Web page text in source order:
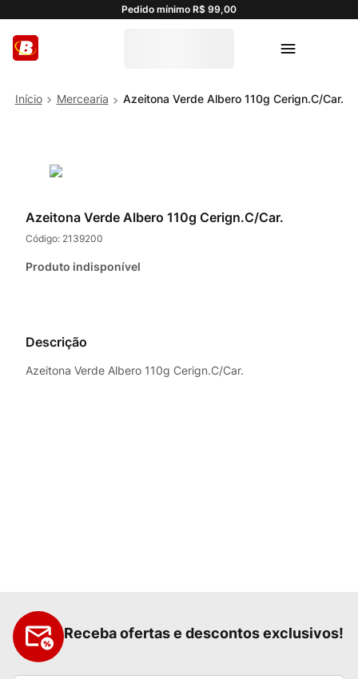
Pedido mínimo R$ 99,00
Mercearia Azeitona Verde Albero 110g Cerign.C/Car.
Azeitona Verde Albero 110g Cerign.C/Car.
Código: 2139200
Produto indisponível
Descrição
Azeitona Verde Albero 110g Cerign.C/Car.
Receba ofertas e descontos exclusivos!